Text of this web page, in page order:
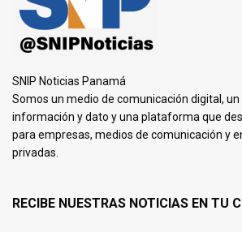
SNIP Noticias Panamá
Somos un medio de comunicación digital,
información y dato y una plataforma que
para empresas, medios de comunicación y
privadas.
RECIBE NUESTRAS NOTICIAS EN TU